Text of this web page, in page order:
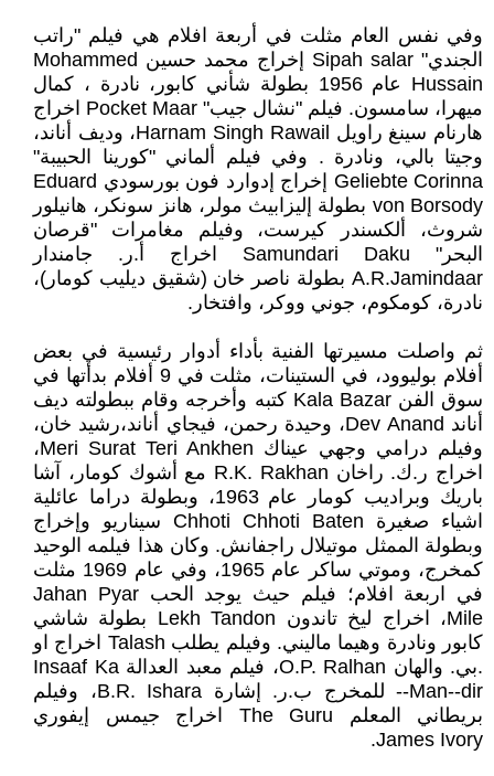
وفي نفس العام مثلت في أربعة افلام هي فيلم "راتب
الجندي" Sipah salar إخراج محمد حسين Mohammed
Hussain عام 1956 بطولة شأني كابور، نادرة ، كمال
ميهرا، سامسون. فيلم "نشال جيب" Pocket Maar اخراج
هارنام سينغ راويل Harnam Singh Rawail، وديف أناند،
وجيتا بالي، ونادرة . وفي فيلم ألماني "كورينا الحبيبة"
Geliebte Corinna إخراج إدوارد فون بورسودي Eduard
von Borsody بطولة إليزابيث مولر، هانز سونكر، هانيلور
شروث، ألكسندر كيرست، وفيلم مغامرات "قرصان
البحر" Samundari Daku اخراج أ.ر. جامندار
A.R.Jamindaar بطولة ناصر خان (شقيق ديليب كومار)،
نادرة، كومكوم، جوني ووكر، وافتخار.
ثم واصلت مسيرتها الفنية بأداء أدوار رئيسية في بعض
أفلام بوليوود، في الستينات، مثلت في 9 أفلام بدأتها في
سوق الفن Kala Bazar كتبه وأخرجه وقام ببطولته ديف
أناند Dev Anand، وحيدة رحمن، فيجاي أناند،رشيد خان،
وفيلم درامي وجهي عيناك Meri Surat Teri Ankhen،
اخراج ر.ك. راخان R.K. Rakhan مع أشوك كومار، آشا
باريك وبراديب كومار عام 1963، وبطولة دراما عائلية
اشياء صغيرة Chhoti Chhoti Baten سيناريو وإخراج
وبطولة الممثل موتيلال راجفانش. وكان هذا فيلمه الوحيد
كمخرج، وموتي ساكر عام 1965، وفي عام 1969 مثلت
في اربعة افلام؛ فيلم حيث يوجد الحب Jahan Pyar
Mile، اخراج ليخ تاندون Lekh Tandon بطولة شاشي
كابور ونادرة وهيما ماليني. وفيلم يطلب Talash اخراج او
.بي. والهان O.P. Ralhan، فيلم معبد العدالة Insaaf Ka
Man--dir-- للمخرج ب.ر. إشارة B.R. Ishara، وفيلم
بريطاني المعلم The Guru اخراج جيمس إيفوري
James Ivory.